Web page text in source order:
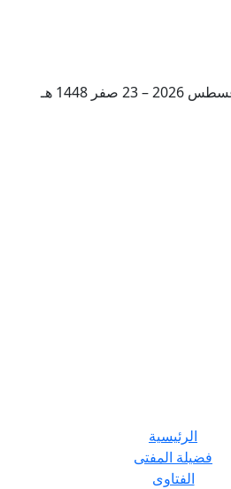
الرئيسية
فضيلة المفتى
الفتاوى